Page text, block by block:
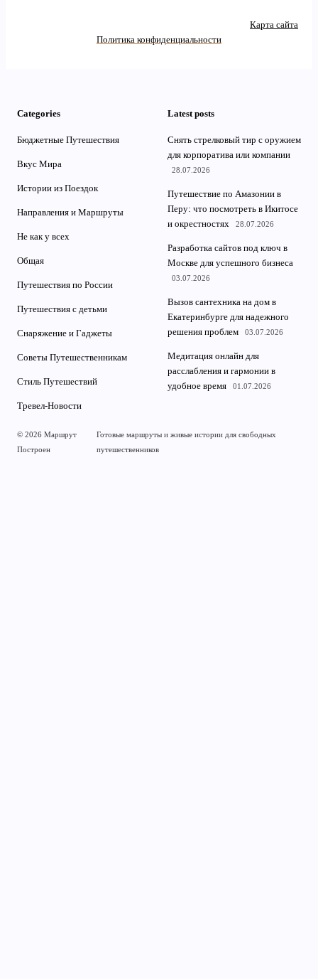
Карта сайта
Политика конфиденциальности
Categories
Бюджетные Путешествия
Вкус Мира
Истории из Поездок
Направления и Маршруты
Не как у всех
Общая
Путешествия по России
Путешествия с детьми
Снаряжение и Гаджеты
Советы Путешественникам
Стиль Путешествий
Тревел-Новости
Latest posts
Снять стрелковый тир с оружием
для корпоратива или компании
28.07.2026
Путешествие по Амазонии в
Перу: что посмотреть в Икитосе
и окрестностях
28.07.2026
Разработка сайтов под ключ в
Москве для успешного бизнеса
03.07.2026
Вызов сантехника на дом в
Екатеринбурге для надежного
решения проблем
03.07.2026
Медитация онлайн для
расслабления и гармонии в
удобное время
01.07.2026
© 2026 Маршрут
Построен
Готовые маршруты и живые истории для свободных
путешественников